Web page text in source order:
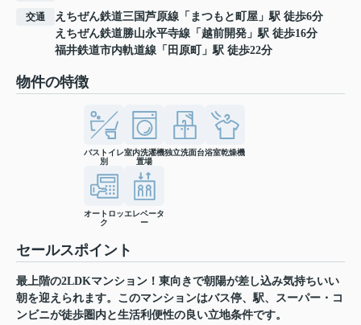
交通 えちぜん鉄道三国芦原線 「 まつもと町屋 」駅 徒歩6分
えちぜん鉄道勝山永平寺線 「 越前開発 」駅 徒歩16分
福井鉄道市内軌道線 「 田原町 」駅 徒歩22分
物件の特徴
バストイレ
別
室内洗濯機
置場
独立洗面台浴室乾燥機
オートロッ
ク
エレベータ
ー
セールスポイント
最上階の2LDKマンション！東向きで朝陽が差し込み気持ちいい
朝を迎えられます。このマンションはバス停、駅、スーパー・コ
ンビニが徒歩圏内と生活利便性の良い立地条件です。